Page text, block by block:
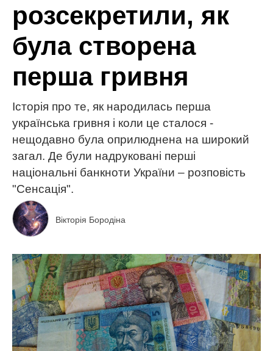
розсекретили, як
була створена
перша гривня
Історія про те, як народилась перша
українська гривня і коли це сталося -
нещодавно була оприлюднена на широкий
загал. Де були надруковані перші
національні банкноти України – розповість
"Сенсація".
Вікторія Бородіна